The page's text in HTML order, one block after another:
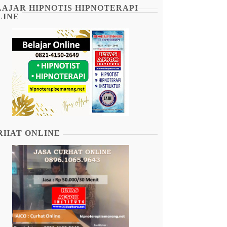
HIPNOTIS HIPNOTERAPI
ONLINE